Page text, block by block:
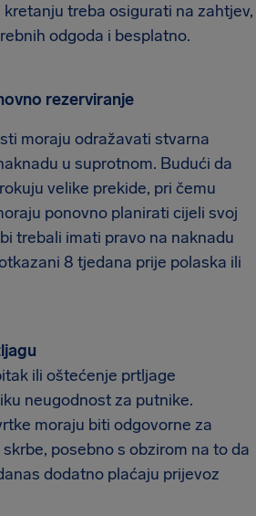
kretanju treba osigurati na zahtjev,
odgoda i besplatno.
rezerviranje
moraju odražavati stvarna
u suprotnom. Budući da
velike prekide, pri čemu
ponovno planirati cijeli svoj
trebali imati pravo na naknadu
8 tjedana prije polaska ili
ili oštećenje prtljage
neugodnost za putnike.
moraju biti odgovorne za
posebno s obzirom na to da
dodatno plaćaju prijevoz